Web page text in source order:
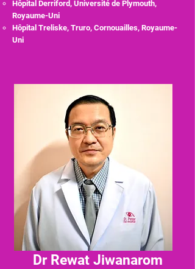
Hôpital Derriford, Université de Plymouth,
Royaume-Uni
Hôpital Treliske, Truro, Cornouailles, Royaume-
Uni
Dr Rewat Jiwanarom